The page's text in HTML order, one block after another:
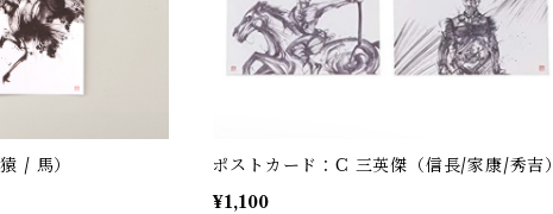
/ 馬）
ポストカード：C 三英傑（信長/家康/秀吉）
¥1,100